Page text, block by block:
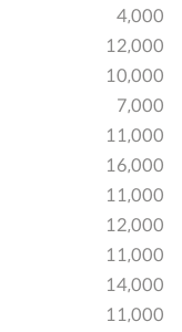
4,000
12,000
10,000
7,000
11,000
16,000
11,000
12,000
11,000
14,000
11,000